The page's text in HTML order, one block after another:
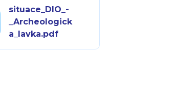
situace_DIO_-
_Archeologick
a_lavka.pdf